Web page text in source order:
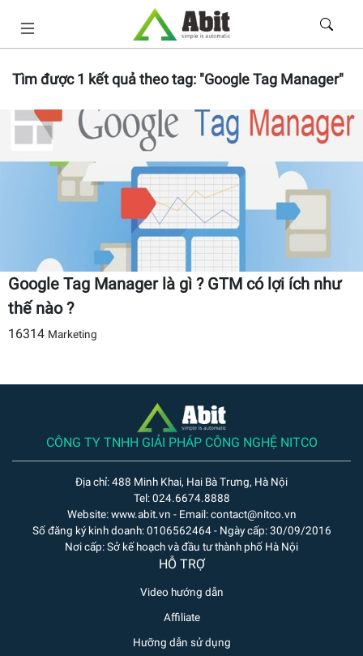
Tìm được1 kết quả theo tag: "Google Tag Manager"
Google Tag Manager là gì ? GTM có lợi ích như
thế nào ?
16314 Marketing
CÔNG TY TNHH GIẢI PHÁP CÔNG NGHỆ NITCO
Địa chỉ: 488 Minh Khai, Hai Bà Trưng, Hà Nội
Tel: 024.6674.8888
Website: www.abit.vn - Email: contact@nitco.vn
Số đăng ký kinh doanh: 0106562464 - Ngày cấp: 30/09/2016
Nơi cấp: Sở kế hoạch và đầu tư thành phố Hà Nội
HỖ TRỢ
Video hướng dẫn
Affiliate
Hưỡng dẫn sử dụng